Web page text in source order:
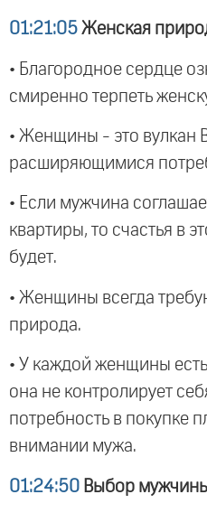
01:21:05 Женская
• Благородное сердце
смиренно терпеть
• Женщины - это вулкан
расширяющимися
• Если мужчина
квартиры, то счастья в
будет.
• Женщины всегда
природа.
• У каждой женщины
она не контролирует
потребность в покупке
внимании мужа.
01:24:50 Выбор